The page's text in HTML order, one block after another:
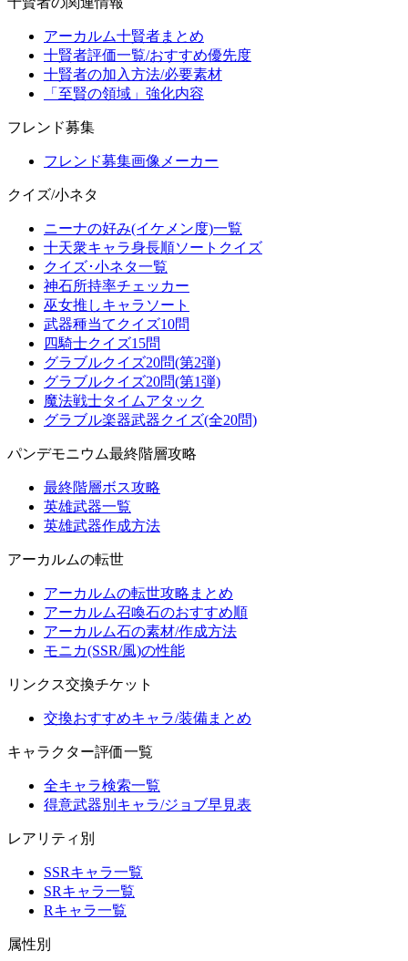
アーカルム十賢者まとめ
十賢者評価一覧/おすすめ優先度
十賢者の加入方法/必要素材
「至賢の領域」強化内容
フレンド募集
フレンド募集画像メーカー
クイズ/小ネタ
ニーナの好み(イケメン度)一覧
十天衆キャラ身長順ソートクイズ
クイズ･小ネタ一覧
神石所持率チェッカー
巫女推しキャラソート
武器種当てクイズ10問
四騎士クイズ15問
グラブルクイズ20問(第2弾)
グラブルクイズ20問(第1弾)
魔法戦士タイムアタック
グラブル楽器武器クイズ(全20問)
パンデモニウム最終階層攻略
最終階層ボス攻略
英雄武器一覧
英雄武器作成方法
アーカルムの転世
アーカルムの転世攻略まとめ
アーカルム召喚石のおすすめ順
アーカルム石の素材/作成方法
モニカ(SSR/風)の性能
リンクス交換チケット
交換おすすめキャラ/装備まとめ
キャラクター評価一覧
全キャラ検索一覧
得意武器別キャラ/ジョブ早見表
レアリティ別
SSRキャラ一覧
SRキャラ一覧
Rキャラ一覧
属性別